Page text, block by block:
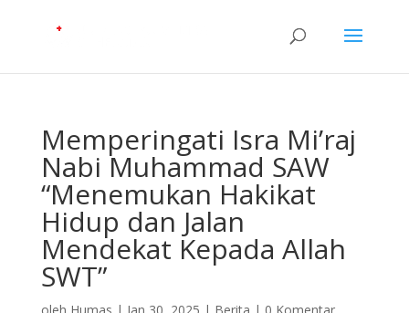
Memperingati Isra Mi’raj
Nabi Muhammad SAW
“Menemukan Hakikat
Hidup dan Jalan
Mendekat Kepada Allah
SWT”